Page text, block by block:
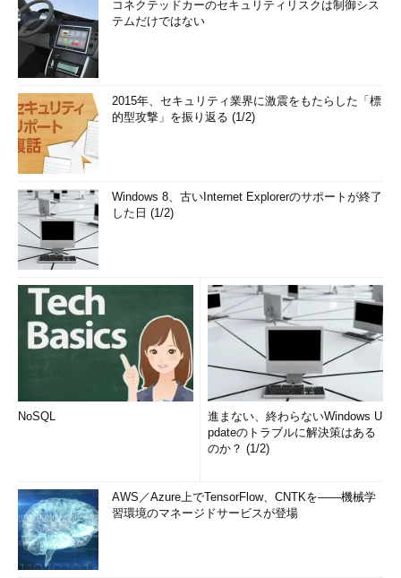
コネクテッドカーのセキュリティリスクは制御シス
テムだけではない
2015年、セキュリティ業界に激震をもたらした「標
的型攻撃」を振り返る (1/2)
Windows 8、古いInternet Explorerのサポートが終了
した日 (1/2)
NoSQL
進まない、終わらないWindows U
pdateのトラブルに解決策はある
のか？ (1/2)
AWS／Azure上でTensorFlow、CNTKを――機械学
習環境のマネージドサービスが登場